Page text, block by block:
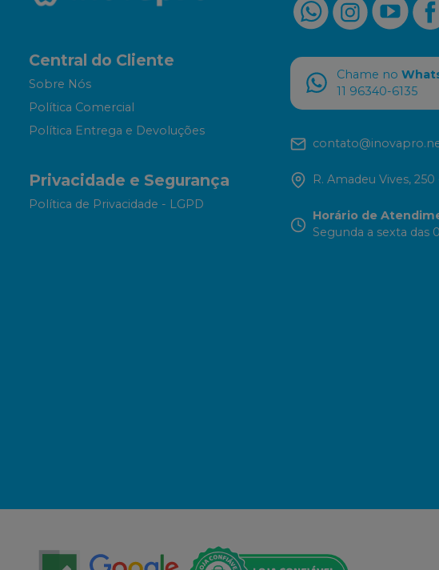
Central do Cliente
Sobre Nós
Política Comercial
Política Entrega e Devoluções
Privacidade e Segurança
Política de Privacidade - LGPD
Chame no
11 96340-6135
R. Amadeu Vives,
Horário de
Segunda a sexta das